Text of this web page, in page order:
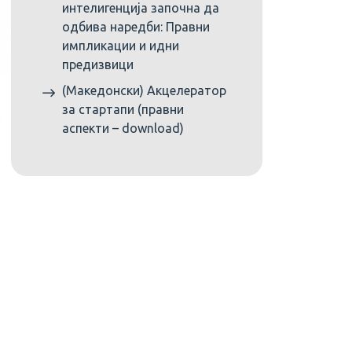
интелигенција започна да
одбива наредби: Правни
импликации и идни
предизвици
(Македонски) Акцелератор
за стартапи (правни
аспекти – download)